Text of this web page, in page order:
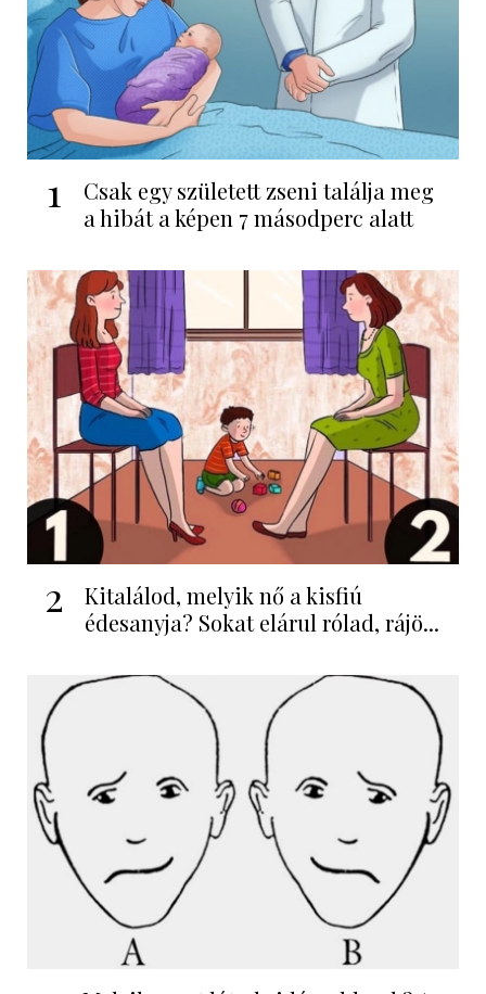
1
Csak egy született zseni találja meg
a hibát a képen 7 másodperc alatt
2
Kitalálod, melyik nő a kisfiú
édesanyja? Sokat elárul rólad, rájö...